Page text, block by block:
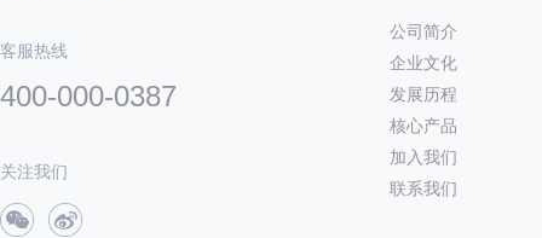
客服热线
400-000-0387
关注我们
公司简介
企业文化
发展历程
核心产品
加入我们
联系我们